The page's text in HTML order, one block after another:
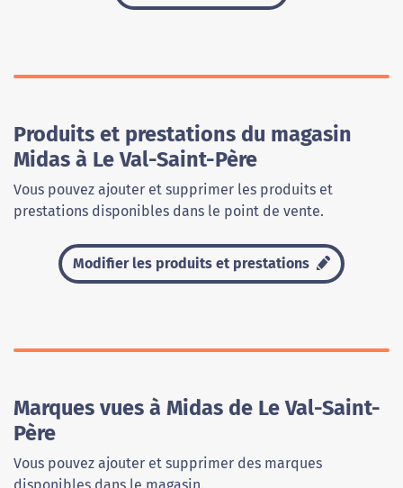
Produits et prestations du magasin
Midas à Le Val-Saint-Père
Vous pouvez ajouter et supprimer les produits et
prestations disponibles dans le point de vente.
Modifier les produits et prestations
Marques vues à Midas de Le Val-Saint-
Père
Vous pouvez ajouter et supprimer des marques